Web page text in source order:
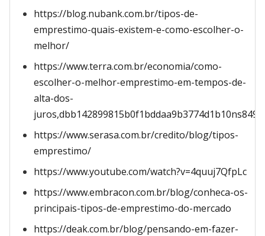
https://blog.nubank.com.br/tipos-de-
emprestimo-quais-existem-e-como-escolher-o-
melhor/
https://www.terra.com.br/economia/como-
escolher-o-melhor-emprestimo-em-tempos-de-
alta-dos-
https://www.serasa.com.br/credito/blog/tipos-
emprestimo/
https://www.youtube.com/watch?v=4quuj7QfpLc
https://www.embracon.com.br/blog/conheca-os-
principais-tipos-de-emprestimo-do-mercado
https://deak.com.br/blog/pensando-em-fazer-